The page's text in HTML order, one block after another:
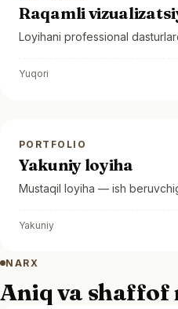
Raqamli
Loyihani professional
Yuqori
PORTFOLIO
Yakuniy loyiha
Mustaqil loyiha — ish
Yakuniy
NARX
Aniq va shaffof